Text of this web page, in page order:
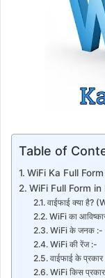
Table of
WiFi Ka Full
WiFi Full Form in
वाईफाई क्या है?
WiFi का
WiFi के जनक :-
WiFi की रेंज :-
वाईफाई के
WiFi किस